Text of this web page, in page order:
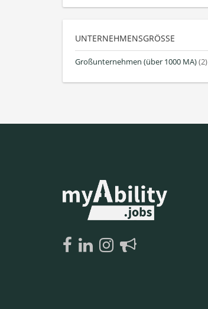
UNTERNEHMENSGRÖSSE
Großunternehmen (über 1000 MA)(2)